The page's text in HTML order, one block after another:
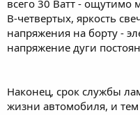
всего 30 Ватт - ощутимо
В-четвертых, яркость
напряжения на борту -
напряжение дуги
Наконец, срок службы
жизни автомобиля, и